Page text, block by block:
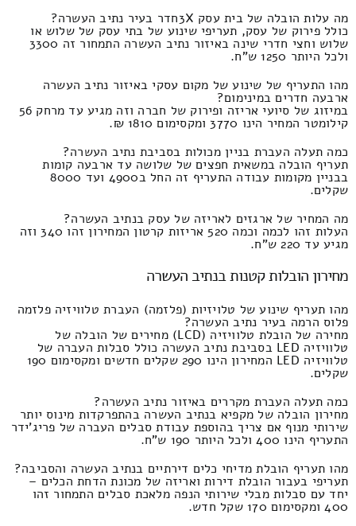
מה עלות הובלה של בית עסק 3Xחדר בעיר נתיב העשרה?
כולל פירוק של עסק, תעריפי שינוע של בתי עסק של שלוש או
שלוש וחצי חדרי שינה באיזור נתיב העשרה התמחור זה 3300
ולכל היותר 1250 ש"ח.
מהו התעריף של שינוע של מקום עסקי באיזור נתיב העשרה
ארבעה חדרים במינימום?
במיזוג של סיועי אריזה ופירוק של חברה וזה מגיע עד מרחק 56
קילומטר המחיר הינו 3770 ומקסימום 1810 ₪.
כמה תעלה העברת בניין מכולות בסביבת נתיב העשרה?
תעריף הובלה במשאית חפצים של שלושה עד ארבעה קומות
בבניין מקומות עבודה התעריף זה החל ב4900 ועד 8000
שקלים.
מה המחיר של ארגזים לאריזה של עסק בנתיב העשרה?
העלות זהו לכמה וכמה 520 אריזות קרטון המחירון זהו 340 וזה
מגיע עד 220 ש"ח.
מחירון הובלות קטנות בנתיב העשרה
מהו תעריף שינוע של טלויזיות (פלזמה) העברת טלוויזיה פלזמה
פלוס הרמה בעיר נתיב העשרה?
מחירה של הובלת טלוויזיה (LCD) מחירים של הובלה של
טלוויזיה LED בסביבת נתיב העשרה כולל סבלות העברה של
טלוויזיה LED המחירון הינו 290 שקלים חדשים ומקסימום 190
שקלים.
כמה תעלה העברת מקררים באיזור נתיב העשרה?
מחירון הובלה של מקפיא בנתיב העשרה בהתפרקדות מינוס יותר
שירותי מנוף אם צריך בהוספת עבודת סבלים העברה של פריג'ידר
התעריף הינו 400 ולכל היותר 190 ש"ח.
מהו תעריף הובלת מדיחי כלים דירתיים בנתיב העשרה והסביבה?
תעריפי בעבור הובלת דירות ואריזה של מכונת הדחת הכלים –
יחד עם סבלות מבלי שירותי הנפה מלאכת סבלים התמחור זהו
400 ומקסימום 170 שקל חדש.